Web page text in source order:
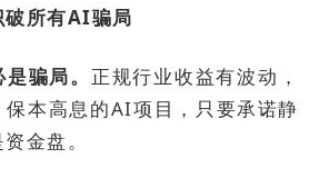
破所有AI骗局
骗局。 正规行业收益有波动，
本高息的AI项目，只要承诺静
金盘。